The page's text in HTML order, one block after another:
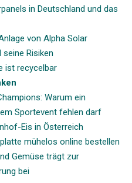
in Deutschland und das
von Alpha Solar
Risiken
ist recycelbar
Warum ein
Sportevent fehlen darf
Eis in Österreich
mühelos online bestellen
Gemüse trägt zur
bei